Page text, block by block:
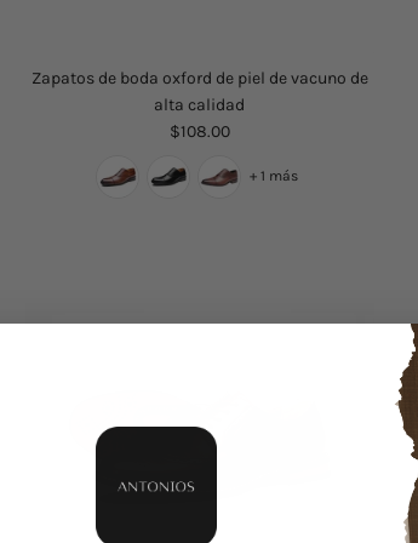
Zapatos de boda oxford de piel de vacuno de
alta calidad
$108.00
+ 1 más